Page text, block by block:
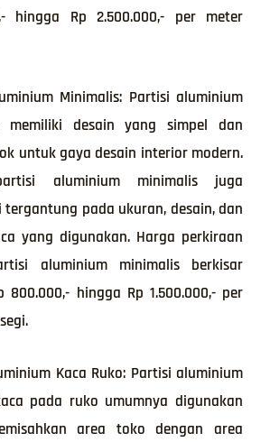
hingga Rp 2.500.000,- per meter
Minimalis: Partisi aluminium
memiliki desain yang simpel dan
untuk gaya desain interior modern.
aluminium minimalis juga
tergantung pada ukuran, desain, dan
yang digunakan. Harga perkiraan
aluminium minimalis berkisar
800.000,- hingga Rp 1.500.000,- per
Kaca Ruko: Partisi aluminium
pada ruko umumnya digunakan
area toko dengan area